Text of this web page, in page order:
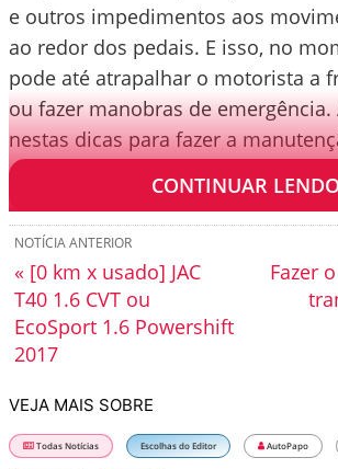
e outros impedimentos aos
ao redor dos pedais. E isso, no
pode até atrapalhar o motorista a
ou fazer manobras de emergência.
nestas dicas para fazer a
e carpetes.
CONTINUAR LENDO
Fazer
NOTÍCIA ANTERIOR
« [0 km x usado] JAC
T40 1.6 CVT ou
EcoSport 1.6 Powershift
2017
VEJA MAIS SOBRE
Todas Notícias Escolhas do Editor AutoPapo